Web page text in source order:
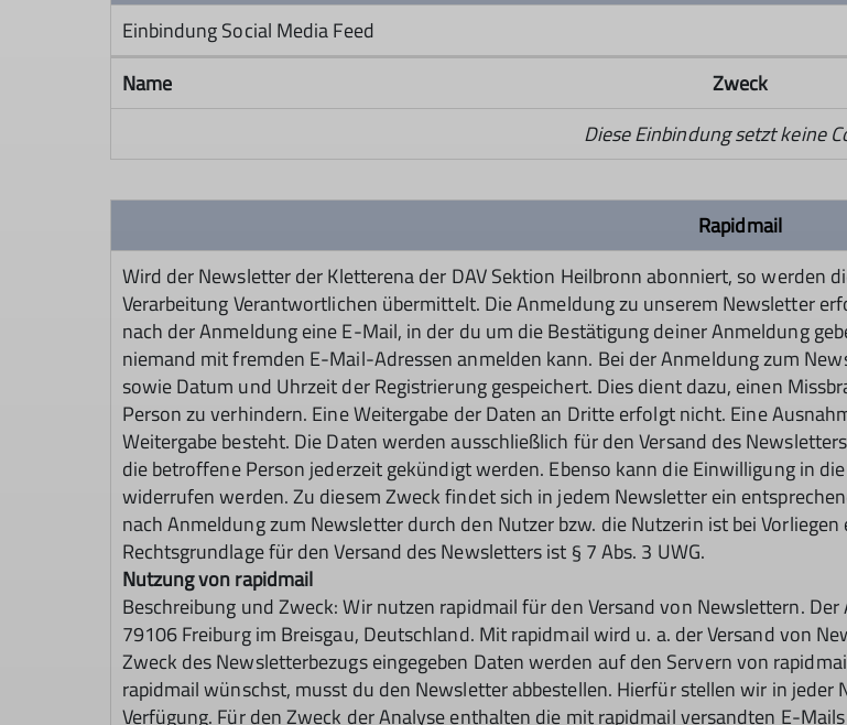
Einbindung Social Media Feed
Name
Zweck
Diese Einbindung setzt keine
Rapidmail
Wird der Newsletter der Kletterena der DAV Sektion Heilbronn abonniert, so werden
Verarbeitung Verantwortlichen übermittelt. Die Anmeldung zu unserem Newsletter
nach der Anmeldung eine E-Mail, in der du um die Bestätigung deiner Anmeldung
niemand mit fremden E-Mail-Adressen anmelden kann. Bei der Anmeldung zum
sowie Datum und Uhrzeit der Registrierung gespeichert. Dies dient dazu, einen
Person zu verhindern. Eine Weitergabe der Daten an Dritte erfolgt nicht. Eine
Weitergabe besteht. Die Daten werden ausschließlich für den Versand des
die betroffene Person jederzeit gekündigt werden. Ebenso kann die Einwilligung in
widerrufen werden. Zu diesem Zweck findet sich in jedem Newsletter ein
nach Anmeldung zum Newsletter durch den Nutzer bzw. die Nutzerin ist bei
Rechtsgrundlage für den Versand des Newsletters ist § 7 Abs. 3 UWG.
Nutzung von rapidmail
Beschreibung und Zweck: Wir nutzen rapidmail für den Versand von Newslettern.
79106 Freiburg im Breisgau, Deutschland. Mit rapidmail wird u. a. der Versand von
Zweck des Newsletterbezugs eingegeben Daten werden auf den Servern von
rapidmail wünschst, musst du den Newsletter abbestellen. Hierfür stellen wir in
Verfügung. Für den Zweck der Analyse enthalten die mit rapidmail versandten E-